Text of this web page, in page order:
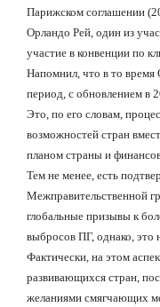
Парижском соглашении
Орландо Рей, один из
участие в конвенции по
Напомнил, что в то время
период, с обновлением в
Это, по его словам,
возможностей стран
планом страны и
Тем не менее, есть
Межправительственной
глобальные призывы к
выбросов ПГ, однако, это
Фактически, на этом
развивающихся стран,
желаниями смягчающих